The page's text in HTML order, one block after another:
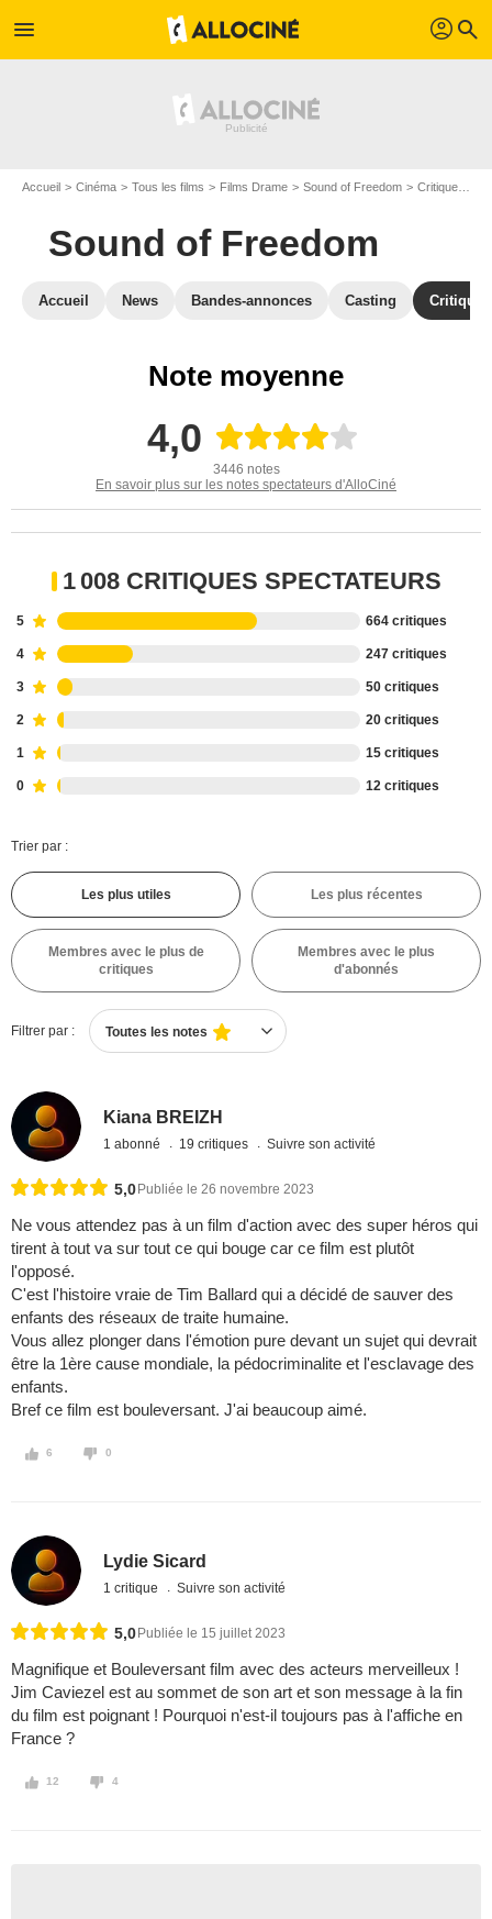
menu profil search
Accueil Cinéma Tous les films Films Drame Sound of Freedom Critiques Sound of Freedom
Sound of Freedom
Accueil News Bandes-annonces Casting
Note moyenne
4,0
3446 notes
En savoir plus sur les notes spectateurs d'AlloCiné
1 008 CRITIQUES SPECTATEURS
5 664 critiques
4 247 critiques
3 50 critiques
2 20 critiques
1 15 critiques
0 12 critiques
Trier par :
Les plus utiles Les plus récentes
Membres avec le plus de
critiques
Membres avec le plus
d'abonnés
Filtrer par : Toutes les notes
Kiana BREIZH
1 abonné 19 critiques Suivre son activité
5,0 Publiée le 26 novembre 2023
Ne vous attendez pas à un film d'action avec des super héros qui
tirent à tout va sur tout ce qui bouge car ce film est plutôt
l'opposé.
C'est l'histoire vraie de Tim Ballard qui a décidé de sauver des
enfants des réseaux de traite humaine.
Vous allez plonger dans l'émotion pure devant un sujet qui devrait
être la 1ère cause mondiale, la pédocriminalite et l'esclavage des
enfants.
Bref ce film est bouleversant. J'ai beaucoup aimé.
6 0
Lydie Sicard
1 critique Suivre son activité
5,0 Publiée le 15 juillet 2023
Magnifique et Bouleversant film avec des acteurs merveilleux !
Jim Caviezel est au sommet de son art et son message à la fin
du film est poignant ! Pourquoi n'est-il toujours pas à l'affiche en
France ?
12 4